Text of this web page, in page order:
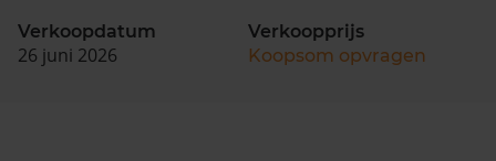
Verkoopdatum
26 juni 2026
Verkoopprijs
Koopsom opvragen